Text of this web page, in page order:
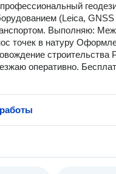
(Leica,
Выполняю:
точек в натуру
строительства
оперативно.